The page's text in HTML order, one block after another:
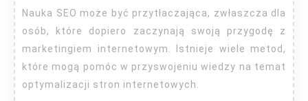
nauczyć?
Nauka SEO może być przytłaczająca, zwłaszcza dla
osób, które dopiero zaczynają swoją przygodę z
marketingiem internetowym. Istnieje wiele metod,
które mogą pomóc w przyswojeniu wiedzy na temat
optymalizacji stron internetowych.